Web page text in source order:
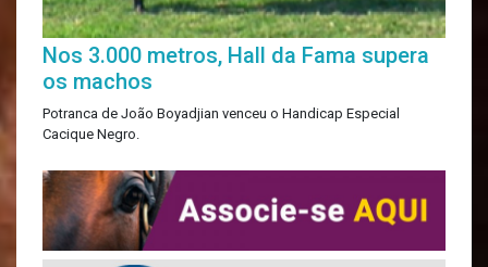
Nos 3.000 metros, Hall da Fama supera
os machos
Potranca de João Boyadjian venceu o Handicap Especial
Cacique Negro.